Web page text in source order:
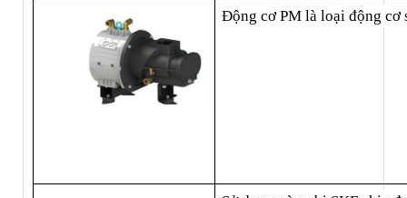
Động cơ PM là loại động cơ